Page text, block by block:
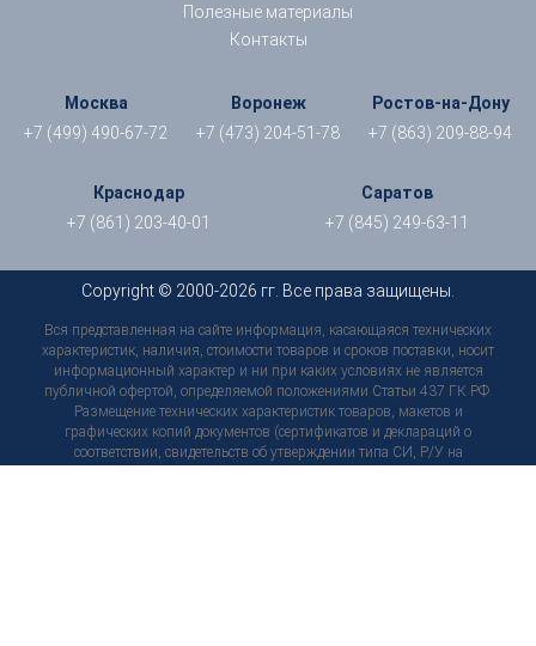
Полезные материалы
Контакты
Москва
+7 (499) 490-67-72
Воронеж
+7 (473) 204-51-78
Ростов-на-Дону
+7 (863) 209-88-94
Краснодар
+7 (861) 203-40-01
Саратов
+7 (845) 249-63-11
Copyright © 2000-2026 гг. Все права защищены.
Вся представленная на сайте информация, касающаяся технических
характеристик, наличия, стоимости товаров и сроков поставки, носит
информационный характер и ни при каких условиях не является
публичной офертой, определяемой положениями Статьи 437 ГК РФ.
Размещение технических характеристик товаров, макетов и
графических копий документов (сертификатов и деклараций о
соответствии, свидетельств об утверждении типа СИ, Р/У на